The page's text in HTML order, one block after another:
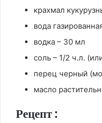
крахмал
вода
водка – 30 мл
соль – 1/2 ч.л.
перец черный
масло
Рецепт :